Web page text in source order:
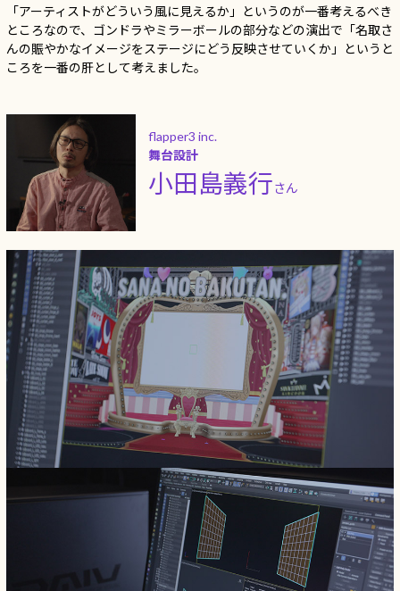
「アーティストがどういう風に見えるか」というのが一番考えるべき
ところなので、ゴンドラやミラーボールの部分などの演出で「名取さ
んの賑やかなイメージをステージにどう反映させていくか」というと
ころを一番の肝として考えました。
flapper3 inc.
舞台設計
小田島義行さん